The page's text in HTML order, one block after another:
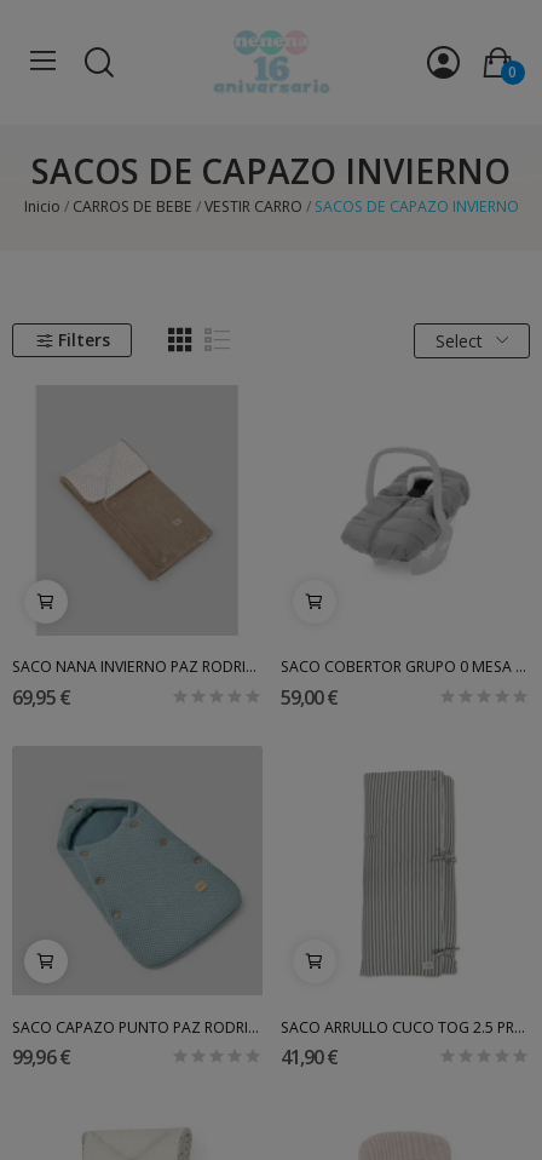
0
SACOS DE CAPAZO INVIERNO
Inicio CARROS DE BEBE VESTIR CARRO SACOS DE CAPAZO INVIERNO
Filters Select
SACO NANA INVIERNO PAZ RODRIGUEZ 26/27
69,95 €
SACO COBERTOR GRUPO 0 MESA UPPABABY STELLA
59,00 €
SACO CAPAZO PUNTO PAZ RODRIGUEZ 2023/24
99,96 €
SACO ARRULLO CUCO TOG 2.5 PRALINÉ WALKING MUM
41,90 €